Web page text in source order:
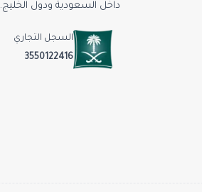
داخل السعودية ودول الخليج.
السجل التجاري
3550122416